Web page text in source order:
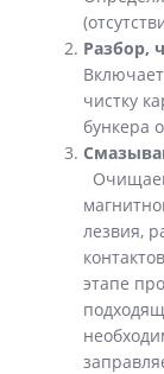
Разбор,
чистку
бункера
лезвия,
этапе